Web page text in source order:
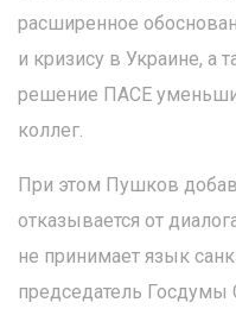
расширенное
и кризису в Украине, а
решение ПАСЕ
коллег.
При этом Пушков
отказывается от
не принимает язык
председатель